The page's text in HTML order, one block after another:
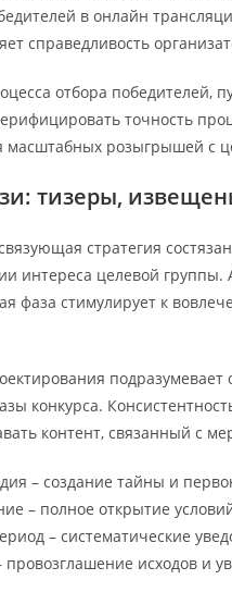
в онлайн
справедливость
отбора победителей,
точность
масштабных розыгрышей с
тизеры,
стратегия
интереса целевой
фаза стимулирует к
конкурса.
контент, связанный с
– создание тайны и
– полное открытие
– систематические
исходов и